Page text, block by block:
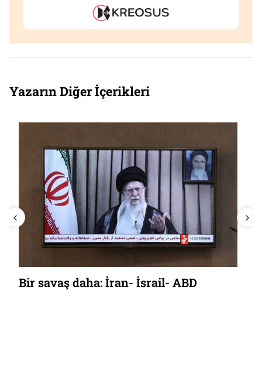
Yazarın Diğer İçerikleri
Bir savaş daha: İran- İsrail- ABD